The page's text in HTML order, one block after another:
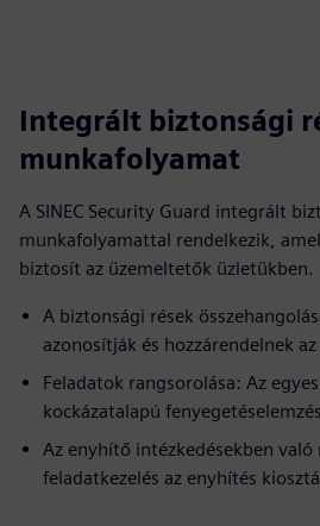
Integrált biztonsági
munkafolyamat
A SINEC Security Guard integrált
munkafolyamattal rendelkezik,
biztosít az üzemeltetők üzletükben.
A biztonsági rések
azonosítják és hozzárendelnek
Feladatok rangsorolása: Az
kockázatalapú fenyegetéselemzés
Az enyhítő intézkedésekben
feladatkezelés az enyhítés